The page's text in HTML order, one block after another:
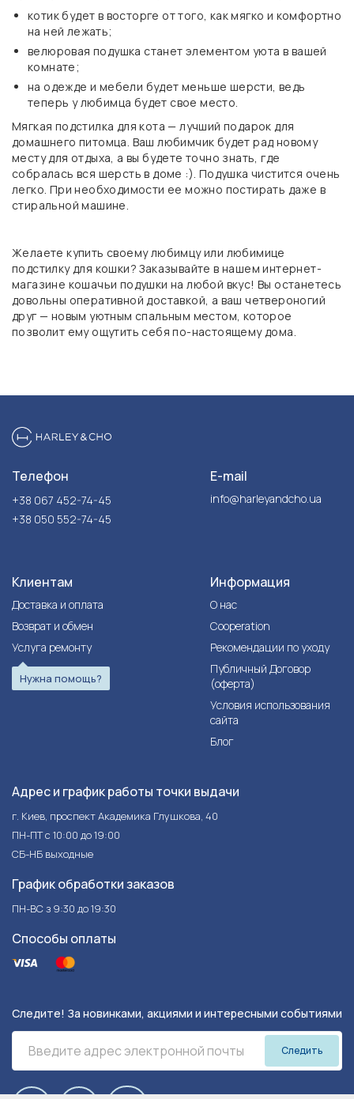
котик будет в восторге от того, как мягко и комфортно
на ней лежать;
велюровая подушка станет элементом уюта в вашей
комнате;
на одежде и мебели будет меньше шерсти, ведь
теперь у любимца будет свое место.
Мягкая подстилка для кота — лучший подарок для
домашнего питомца. Ваш любимчик будет рад новому
месту для отдыха, а вы будете точно знать, где
собралась вся шерсть в доме :). Подушка чистится очень
легко. При необходимости ее можно постирать даже в
стиральной машине.
Желаете купить своему любимцу или любимице
подстилку для кошки? Заказывайте в нашем интернет-
магазине кошачьи подушки на любой вкус! Вы останетесь
довольны оперативной доставкой, а ваш четвероногий
друг — новым уютным спальным местом, которое
позволит ему ощутить себя по-настоящему дома.
Телефон
+38 067 452-74-45
+38 050 552-74-45
E-mail
info@harleyandcho.ua
Клиентам
Доставка и оплата
Возврат и обмен
Услуга ремонту
Нужна помощь?
Информация
О нас
Cooperation
Рекомендации по уходу
Публичный Договор
(оферта)
Условия использования
сайта
Блог
Адрес и график работы точки выдачи
г. Киев, проспект Академика Глушкова, 40
ПН-ПТ с 10:00 до 19:00
СБ-НБ выходные
График обработки заказов
ПН-ВС з 9:30 до 19:30
Способы оплаты
Следите! За новинками, акциями и интересными событиями
Следить